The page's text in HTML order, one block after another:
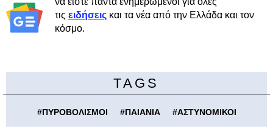
τις ειδήσεις και τα νέα από την Ελλάδα και τον
κόσμο.
TAGS
#ΠΥΡΟΒΟΛΙΣΜΟΙ #ΠΑΙΑΝΙΑ #ΑΣΤΥΝΟΜΙΚΟΙ